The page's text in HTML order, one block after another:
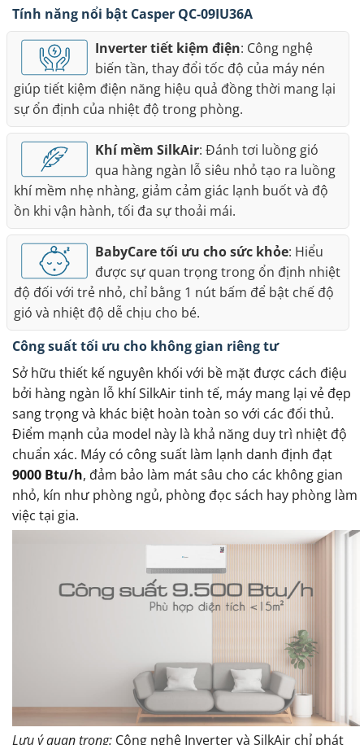
Tính năng nổi bật Casper QC-09IU36A
Inverter tiết kiệm điện: Công nghệ
biến tần, thay đổi tốc độ của máy nén
giúp tiết kiệm điện năng hiệu quả đồng thời mang lại
sự ổn định của nhiệt độ trong phòng.
Khí mềm SilkAir: Đánh tơi luồng gió
qua hàng ngàn lỗ siêu nhỏ tạo ra luồng
khí mềm nhẹ nhàng, giảm cảm giác lạnh buốt và độ
ồn khi vận hành, tối đa sự thoải mái.
BabyCare tối ưu cho sức khỏe: Hiểu
được sự quan trọng trong ổn định nhiệt
độ đối với trẻ nhỏ, chỉ bằng 1 nút bấm để bật chế độ
gió và nhiệt độ dễ chịu cho bé.
Công suất tối ưu cho không gian riêng tư
Sở hữu thiết kế nguyên khối với bề mặt được cách điệu
bởi hàng ngàn lỗ khí SilkAir tinh tế, máy mang lại vẻ đẹp
sang trọng và khác biệt hoàn toàn so với các đối thủ.
Điểm mạnh của model này là khả năng duy trì nhiệt độ
chuẩn xác. Máy có công suất làm lạnh danh định đạt
9000 Btu/h, đảm bảo làm mát sâu cho các không gian
nhỏ, kín như phòng ngủ, phòng đọc sách hay phòng làm
việc tại gia.
Lưu ý quan trọng: Công nghệ Inverter và SilkAir chỉ phát